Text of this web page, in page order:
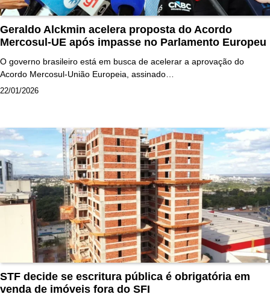
Geraldo Alckmin acelera proposta do Acordo
Mercosul-UE após impasse no Parlamento Europeu
O governo brasileiro está em busca de acelerar a aprovação do
Acordo Mercosul-União Europeia, assinado…
22/01/2026
STF decide se escritura pública é obrigatória em
venda de imóveis fora do SFI